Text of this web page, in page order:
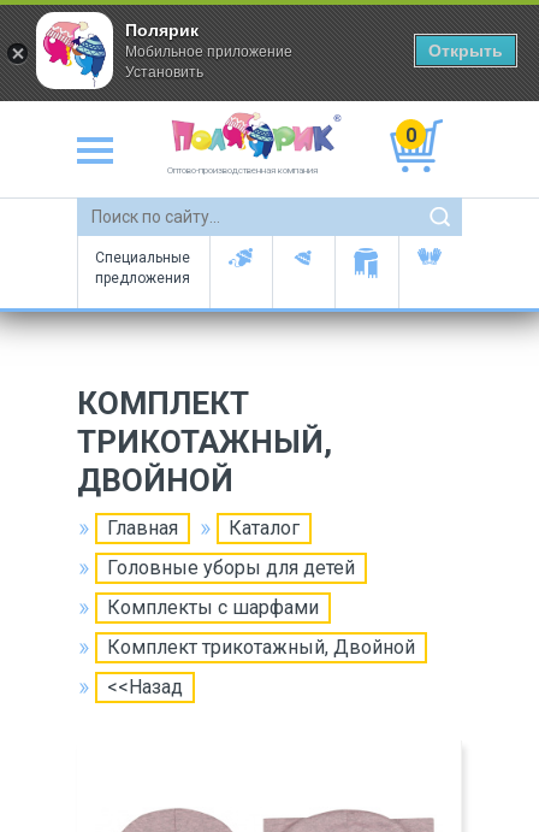
Оптово-производственная компания
0
Специальные
предложения
КОМПЛЕКТ
ТРИКОТАЖНЫЙ,
ДВОЙНОЙ
Главная
Каталог
Головные уборы для детей
Комплекты с шарфами
Комплект трикотажный, Двойной
<<Назад
Полярик
Мобильное приложение
Установить
Открыть